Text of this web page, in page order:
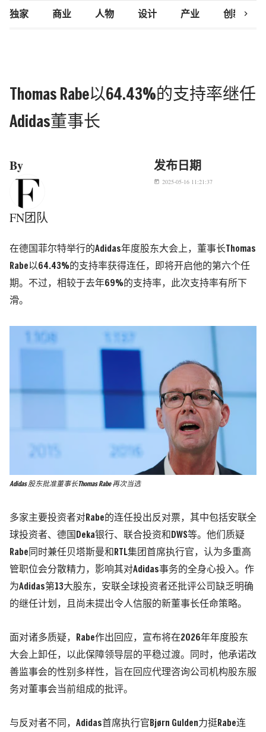
独家 商业 人物 设计 产业 创新研究
chevron_right
Thomas Rabe以64.43%的支持率继任
Adidas董事长
By
FN团队
发布日期
today 2025-05-16 11:21:37
在德国菲尔特举行的Adidas年度股东大会上，董事长Thomas
Rabe以64.43%的支持率获得连任，即将开启他的第六个任
期。不过，相较于去年69%的支持率，此次支持率有所下
滑。
Adidas 股东批准董事长Thomas Rabe 再次当选
多家主要投资者对Rabe的连任投出反对票，其中包括安联全
球投资者、德国Deka银行、联合投资和DWS等。他们质疑
Rabe同时兼任贝塔斯曼和RTL集团首席执行官，认为多重高
管职位会分散精力，影响其对Adidas事务的全身心投入。作
为Adidas第13大股东，安联全球投资者还批评公司缺乏明确
的继任计划，且尚未提出令人信服的新董事长任命策略。
面对诸多质疑，Rabe作出回应，宣布将在2026年年度股东
大会上卸任，以此保障领导层的平稳过渡。同时，他承诺改
善监事会的性别多样性，旨在回应代理咨询公司机构股东服
务对董事会当前组成的批评。
与反对者不同，Adidas首席执行官Bjørn Gulden力挺Rabe连